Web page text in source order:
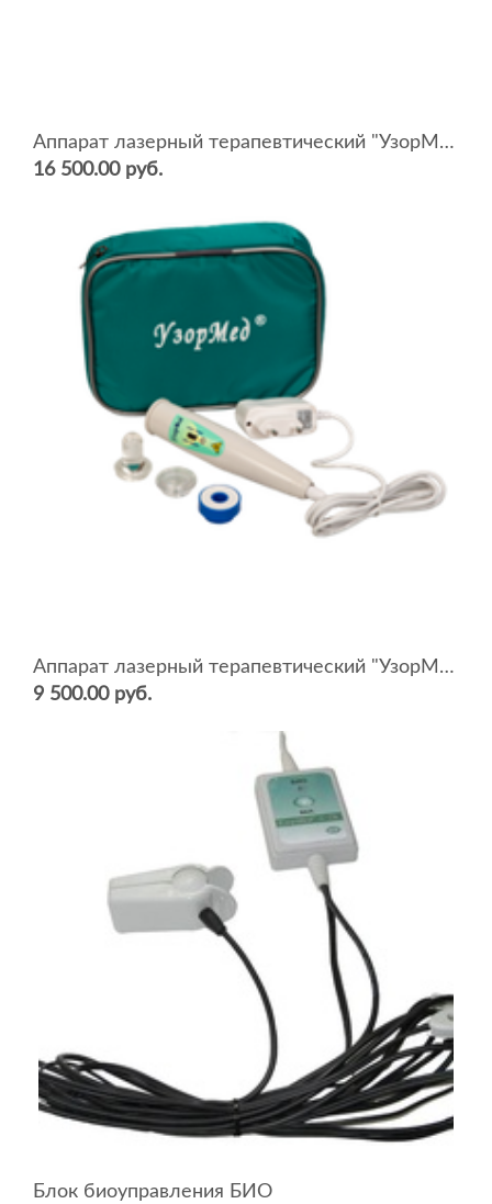
Аппарат лазерный терапевтический "УзорМед-Макси-КАРДИО"
16 500.00 руб.
Аппарат лазерный терапевтический "УзорМед"
9 500.00 руб.
Блок биоуправления БИО